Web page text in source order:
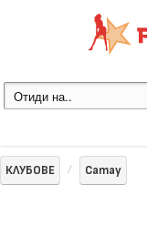
КЛУБОВЕ Camay